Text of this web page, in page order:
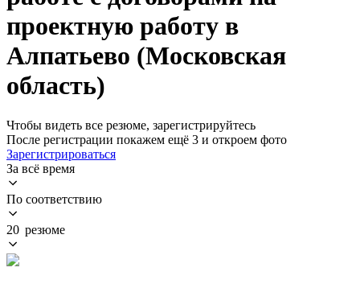
проектную работу в
Алпатьево (Московская
область)
Чтобы видеть все резюме, зарегистрируйтесь
После регистрации покажем ещё 3 и откроем фото
Зарегистрироваться
За всё время
По соответствию
20 резюме